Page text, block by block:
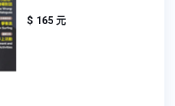
$ 165 元